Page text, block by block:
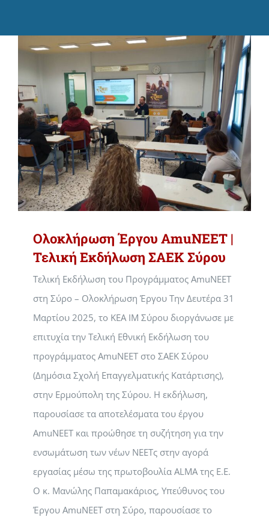
Ολοκλήρωση Έργου AmuNEET |
Τελική Εκδήλωση ΣΑΕΚ Σύρου
Τελική Εκδήλωση του Προγράμματος AmuNEET
στη Σύρο – Ολοκλήρωση Έργου Την Δευτέρα 31
Μαρτίου 2025, το ΚΕΑ ΙΜ Σύρου διοργάνωσε με
επιτυχία την Τελική Εθνική Εκδήλωση του
προγράμματος AmuNEET στο ΣΑΕΚ Σύρου
(Δημόσια Σχολή Επαγγελματικής Κατάρτισης),
στην Ερμούπολη της Σύρου. Η εκδήλωση,
παρουσίασε τα αποτελέσματα του έργου
AmuNEET και προώθησε τη συζήτηση για την
ενσωμάτωση των νέων NEETς στην αγορά
εργασίας μέσω της πρωτοβουλία ALMA της Ε.Ε.
Ο κ. Μανώλης Παπαμακάριος, Υπεύθυνος του
Έργου AmuNEET στη Σύρο, παρουσίασε το